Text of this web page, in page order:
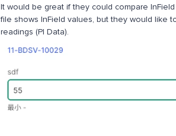
It would be great if they could compare
file shows InField values, but they would like
readings (PI Data).